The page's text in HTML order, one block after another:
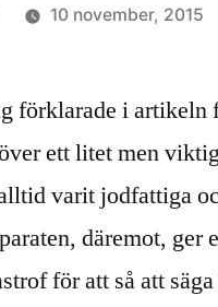
10 november, 2015
förklarade i artikeln
ett litet men
varit jodfattiga
däremot,
för att så att